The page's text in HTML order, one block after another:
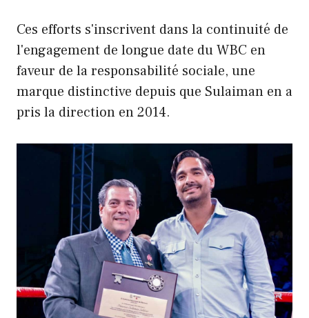
Ces efforts s'inscrivent dans la continuité de
l'engagement de longue date du WBC en
faveur de la responsabilité sociale, une
marque distinctive depuis que Sulaiman en a
pris la direction en 2014.